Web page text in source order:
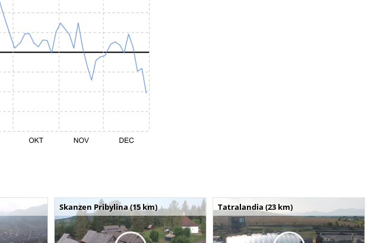
Skanzen Pribylina (15 km) Tatralandia (23 km)